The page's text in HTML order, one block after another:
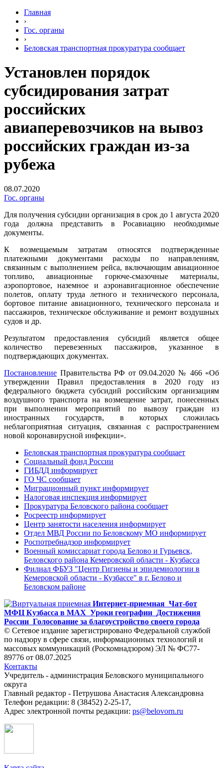
Главная
›
Гос. органы
›
Беловская транспортная прокуратура сообщает
Установлен порядок
субсидирования затрат
российских
авиаперевозчиков на вывоз
российских граждан из-за
рубежа
08.07.2020
Гос. органы
Для получения субсидии организация в срок до 1 августа 2020
года должна представить в Росавиацию необходимые
документы.
К возмещаемым затратам относятся подтвержденные
платежными документами расходы по направлениям,
связанным с выполнением рейса, включающим авиационное
топливо, авиационные горюче-смазочные материалы,
аэропортовое, наземное и аэронавигационное обеспечение
полетов, оплату труда летного и технического персонала,
бортовое питание авиационного, технического персонала и
пассажиров, техническое обслуживание и ремонт воздушных
судов и др.
Результатом предоставления субсидий является общее
количество перевезенных пассажиров, указанное в
подтверждающих документах.
Постановление Правительства РФ от 09.04.2020 № 466 «Об
утверждении Правил предоставления в 2020 году из
федерального бюджета субсидий российским организациям
воздушного транспорта на возмещение затрат, понесенных
при выполнении мероприятий по вывозу граждан из
иностранных государств, в которых сложилась
неблагоприятная ситуация, связанная с распространением
новой коронавирусной инфекции».
Беловская транспортная прокуратура сообщает
Социальный фонд России
ГИБДД информирует
ГО ЧС сообщает
Миграционный пункт информирует
Налоговая инспекция информирует
Прокуратура Беловского района сообщает
Росреестр информирует
Центр занятости населения информирует
Отдел МВД России по Беловскому МО информирует
Роспотребнадзор информирует
Военный комиссариат города Белово и Гурьевск,
Беловского района Кемеровской области - Кузбасса
Филиал ФБУЗ "Центр Гигиены и эпидемиологии в
Кемеровской области - Кузбассе" в г. Белово и
Беловском районе
Интернет-приемная Чат-бот
МФЦ Кузбасса в MAX Уроки географии Достижения
России Голосование за благоустройство своего города
© Сетевое издание зарегистрировано Федеральной службой
по надзору в сфере связи, информационных технологий и
массовых коммуникаций (Роскомнадзором) ЭЛ № ФС77-
89776 от 08.07.2025
Контакты
Учредитель - администрация Беловского муниципального
округа
Главный редактор - Петрушова Анастасия Александровна
Телефон редакции: 8 (38452) 2-25-17,
Адрес электронной почты редакции: ps@belovorn.ru